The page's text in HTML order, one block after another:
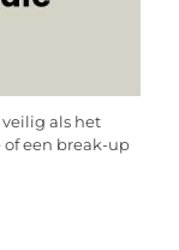
als het
of een break-up